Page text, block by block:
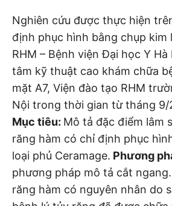
Nghiên cứu được thực hiện
định phục hình bằng chụp kim
RHM – Bệnh viện Đại học Y
tâm kỹ thuật cao khám chữa
mặt A7, Viện đào tạo RHM
Nội trong thời gian từ tháng 9/
Mục tiêu: Mô tả đặc điểm lâm
răng hàm có chỉ định phục
loại phủ Ceramage. Phương
phương pháp mô tả cắt ngang.
răng hàm có nguyên nhân do